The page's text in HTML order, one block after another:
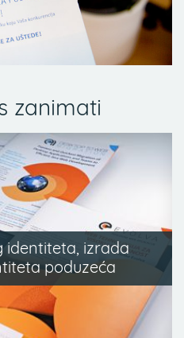
zanimati
identiteta, izrada
poduzeća